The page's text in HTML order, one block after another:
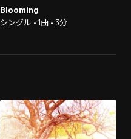
Blooming
シングル • 1曲 • 3分